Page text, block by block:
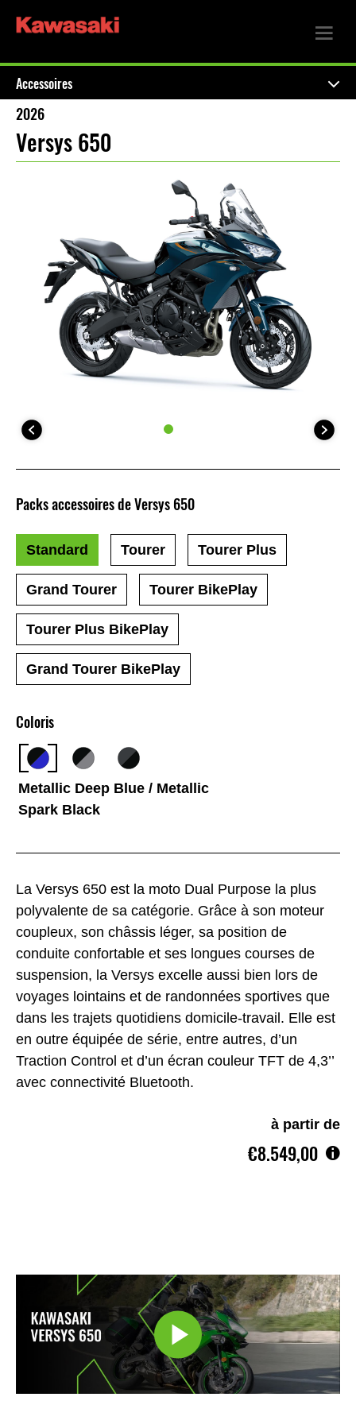
Accessoires
2026
Versys 650
La Versys 650 est la moto Dual Purpose la plus
polyvalente de sa catégorie. Grâce à son moteur
coupleux, son châssis léger, sa position de
conduite confortable et ses longues courses de
suspension, la Versys excelle aussi bien lors de
voyages lointains et de randonnées sportives que
dans les trajets quotidiens domicile-travail. Elle est
en outre équipée de série, entre autres, d’un
Traction Control et d’un écran couleur TFT de 4,3’’
avec connectivité Bluetooth.
à partir de
€8.549,00
Coloris
Metallic Deep Blue / Metallic
Spark Black
Packs accessoires de Versys 650
Standard Tourer Tourer Plus
Grand Tourer Tourer BikePlay
Tourer Plus BikePlay
Grand Tourer BikePlay